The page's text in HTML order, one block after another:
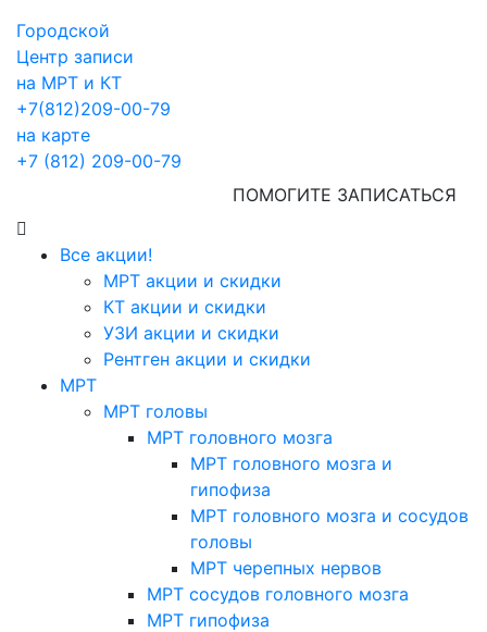
Городской
Центр записи
на МРТ и КТ
+7(812)209-00-79
на карте
+7 (812) 209-00-79
ПОМОГИТЕ ЗАПИСАТЬСЯ
Все акции!
МРТ акции и скидки
КТ акции и скидки
УЗИ акции и скидки
Рентген акции и скидки
МРТ
МРТ головы
МРТ головного мозга
МРТ головного мозга и
гипофиза
МРТ головного мозга и сосудов
головы
МРТ черепных нервов
МРТ сосудов головного мозга
МРТ гипофиза